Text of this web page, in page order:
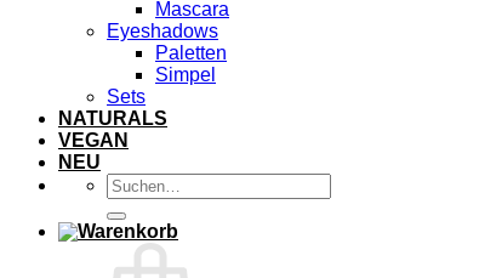
Mascara
Eyeshadows
Paletten
Simpel
Sets
NATURALS
VEGAN
NEU
Suchen
nach: